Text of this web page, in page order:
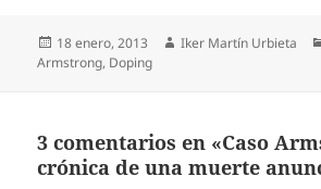
Publicado
el
18 enero, 2013 Autor
Iker Martín Urbieta
Armstrong, Doping
3 comentarios en «Caso
crónica de una muerte